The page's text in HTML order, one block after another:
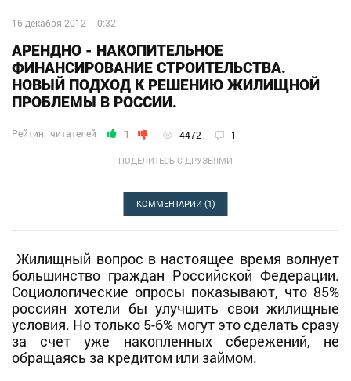
16 декабря 2012 0:32
ПОДЕЛИТЕСЬ С ДРУЗЬЯМИ
АРЕНДНО - НАКОПИТЕЛЬНОЕ
ФИНАНСИРОВАНИЕ СТРОИТЕЛЬСТВА.
НОВЫЙ ПОДХОД К РЕШЕНИЮ ЖИЛИЩНОЙ
ПРОБЛЕМЫ В РОССИИ.
Рейтинг читателей 1 4472 1
КОММЕНТАРИИ (1)
Жилищный вопрос в настоящее время волнует
большинство граждан Российской Федерации.
Социологические опросы показывают, что 85%
россиян хотели бы улучшить свои жилищные
условия. Но только 5-6% могут это сделать сразу
за счет уже накопленных сбережений, не
обращаясь за кредитом или займом.